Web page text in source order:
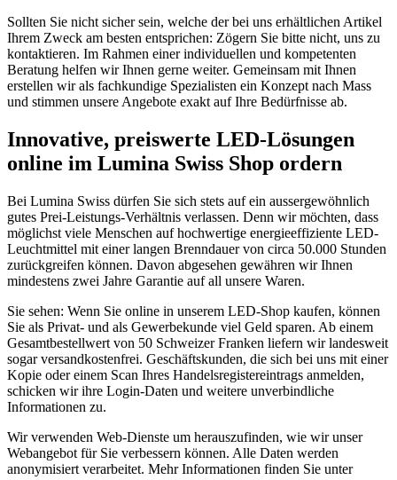
Sollten Sie nicht sicher sein, welche der bei uns erhältlichen Artikel
Ihrem Zweck am besten entsprichen: Zögern Sie bitte nicht, uns zu
kontaktieren. Im Rahmen einer individuellen und kompetenten
Beratung helfen wir Ihnen gerne weiter. Gemeinsam mit Ihnen
erstellen wir als fachkundige Spezialisten ein Konzept nach Mass
und stimmen unsere Angebote exakt auf Ihre Bedürfnisse ab.
Innovative, preiswerte LED-Lösungen
online im Lumina Swiss Shop ordern
Bei Lumina Swiss dürfen Sie sich stets auf ein aussergewöhnlich
gutes Prei-Leistungs-Verhältnis verlassen. Denn wir möchten, dass
möglichst viele Menschen auf hochwertige energieeffiziente LED-
Leuchtmittel mit einer langen Brenndauer von circa 50.000 Stunden
zurückgreifen können. Davon abgesehen gewähren wir Ihnen
mindestens zwei Jahre Garantie auf all unsere Waren.
Sie sehen: Wenn Sie online in unserem LED-Shop kaufen, können
Sie als Privat- und als Gewerbekunde viel Geld sparen. Ab einem
Gesamtbestellwert von 50 Schweizer Franken liefern wir landesweit
sogar versandkostenfrei. Geschäftskunden, die sich bei uns mit einer
Kopie oder einem Scan Ihres Handelsregistereintrags anmelden,
schicken wir ihre Login-Daten und weitere unverbindliche
Informationen zu.
Wir verwenden Web-Dienste um herauszufinden, wie wir unser
Webangebot für Sie verbessern können. Alle Daten werden
anonymisiert verarbeitet. Mehr Informationen finden Sie unter